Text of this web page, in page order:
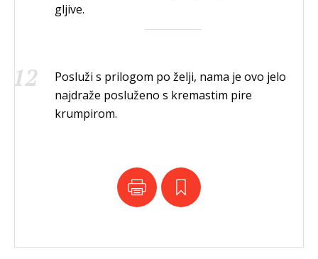
gljive.
Posluži s prilogom po želji, nama je ovo jelo
najdraže posluženo s kremastim pire
krumpirom.